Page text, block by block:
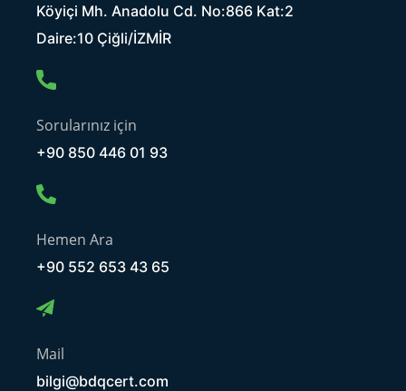
Köyiçi Mh. Anadolu Cd. No:866 Kat:2
Daire:10 Çiğli/İZMİR
Sorularınız için
+90 850 446 01 93
Hemen Ara
+90 552 653 43 65
Mail
bilgi@bdqcert.com